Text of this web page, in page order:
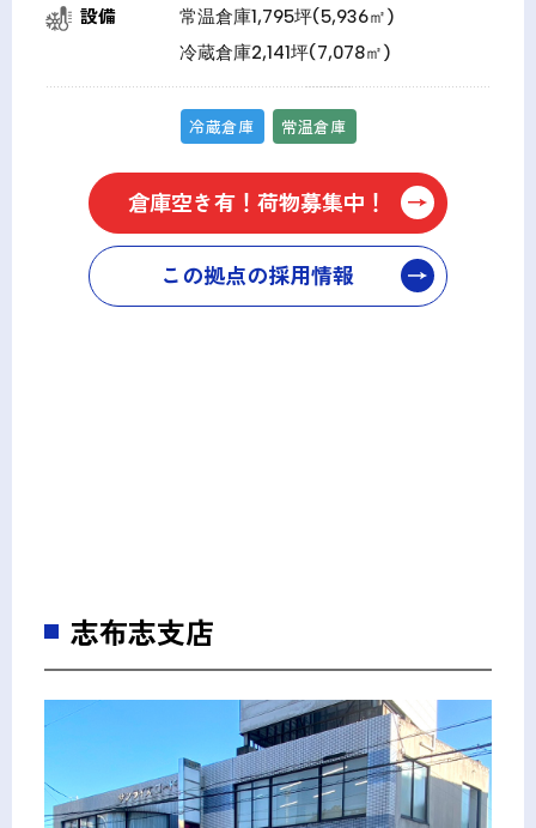
設備
常温倉庫1,795坪(5,936㎡)
冷蔵倉庫2,141坪(7,078㎡)
冷蔵倉庫 常温倉庫
倉庫空き有！荷物募集中！
この拠点の採用情報
志布志支店